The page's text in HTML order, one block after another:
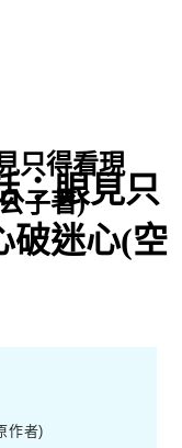
：眼見只
破迷心(空
只得看現
子著)
作者)